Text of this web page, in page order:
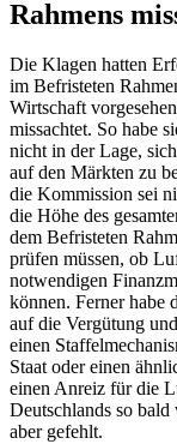
Rahmens
Die Klagen hatten
im Befristeten
Wirtschaft
missachtet. So habe
nicht in der Lage,
auf den Märkten zu
die Kommission sei
die Höhe des
dem Befristeten
prüfen müssen, ob
notwendigen
können. Ferner habe
auf die Vergütung
einen
Staat oder einen
einen Anreiz für die
Deutschlands so
aber gefehlt.